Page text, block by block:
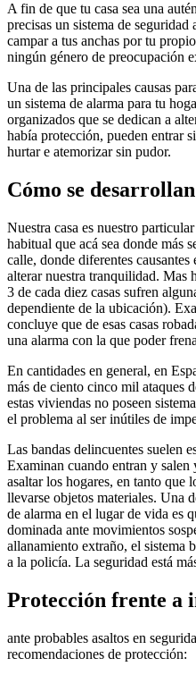
A fin de que tu casa sea una
precisas un sistema de
campar a tus anchas por tu
ningún género de preocupación
Una de las principales causas
un sistema de alarma para tu
organizados que se dedican a
había protección, pueden entrar
hurtar e atemorizar sin pudor.
Cómo se
Nuestra casa es nuestro
habitual que acá sea donde más
calle, donde diferentes
alterar nuestra tranquilidad. Mas
3 de cada diez casas sufren
dependiente de la ubicación).
concluye que de esas casas
una alarma con la que poder
En cantidades en general, en
más de ciento cinco mil ataques
estas viviendas no poseen
el problema al ser inútiles de
Las bandas delincuentes suelen
Examinan cuando entran y salen
asaltar los hogares, en tanto que
llevarse objetos materiales. Una
de alarma en el lugar de vida es
dominada ante movimientos
allanamiento extraño, el sistema
a la policía. La seguridad está
Protección frente a
ante probables asaltos en
recomendaciones de protección: